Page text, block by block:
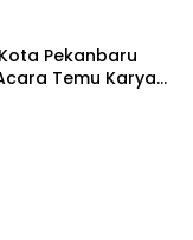
Pekanbaru
Temu Karya